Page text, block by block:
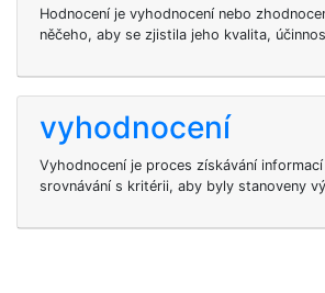
Hodnocení je vyhodnocení nebo
něčeho, aby se zjistila jeho kvalita,
vyhodnocení
Vyhodnocení je proces získávání
srovnávání s kritérii, aby byly stanoveny